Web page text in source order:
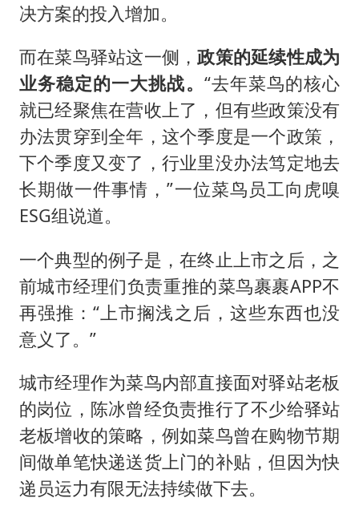
决方案的投入增加。
而在菜鸟驿站这一侧，政策的延续性成为
业务稳定的一大挑战。 “去年菜鸟的核心
就已经聚焦在营收上了，但有些政策没有
办法贯穿到全年，这个季度是一个政策，
下个季度又变了，行业里没办法笃定地去
长期做一件事情，”一位菜鸟员工向虎嗅
ESG组说道。
一个典型的例子是，在终止上市之后，之
前城市经理们负责重推的菜鸟裹裹APP不
再强推：“上市搁浅之后，这些东西也没
意义了。”
城市经理作为菜鸟内部直接面对驿站老板
的岗位，陈冰曾经负责推行了不少给驿站
老板增收的策略，例如菜鸟曾在购物节期
间做单笔快递送货上门的补贴，但因为快
递员运力有限无法持续做下去。